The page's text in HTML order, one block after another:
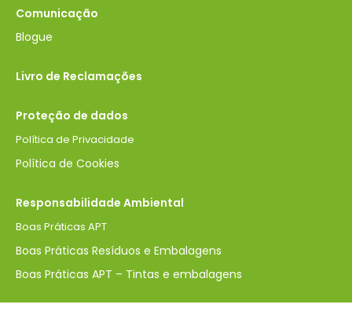
Comunicação
Blogue
Livro de Reclamações
Proteção de dados
Política de Privacidade
Política de Cookies
Responsabilidade Ambiental
Boas Práticas APT
Boas Práticas Resíduos e Embalagens
Boas Práticas APT – Tintas e embalagens